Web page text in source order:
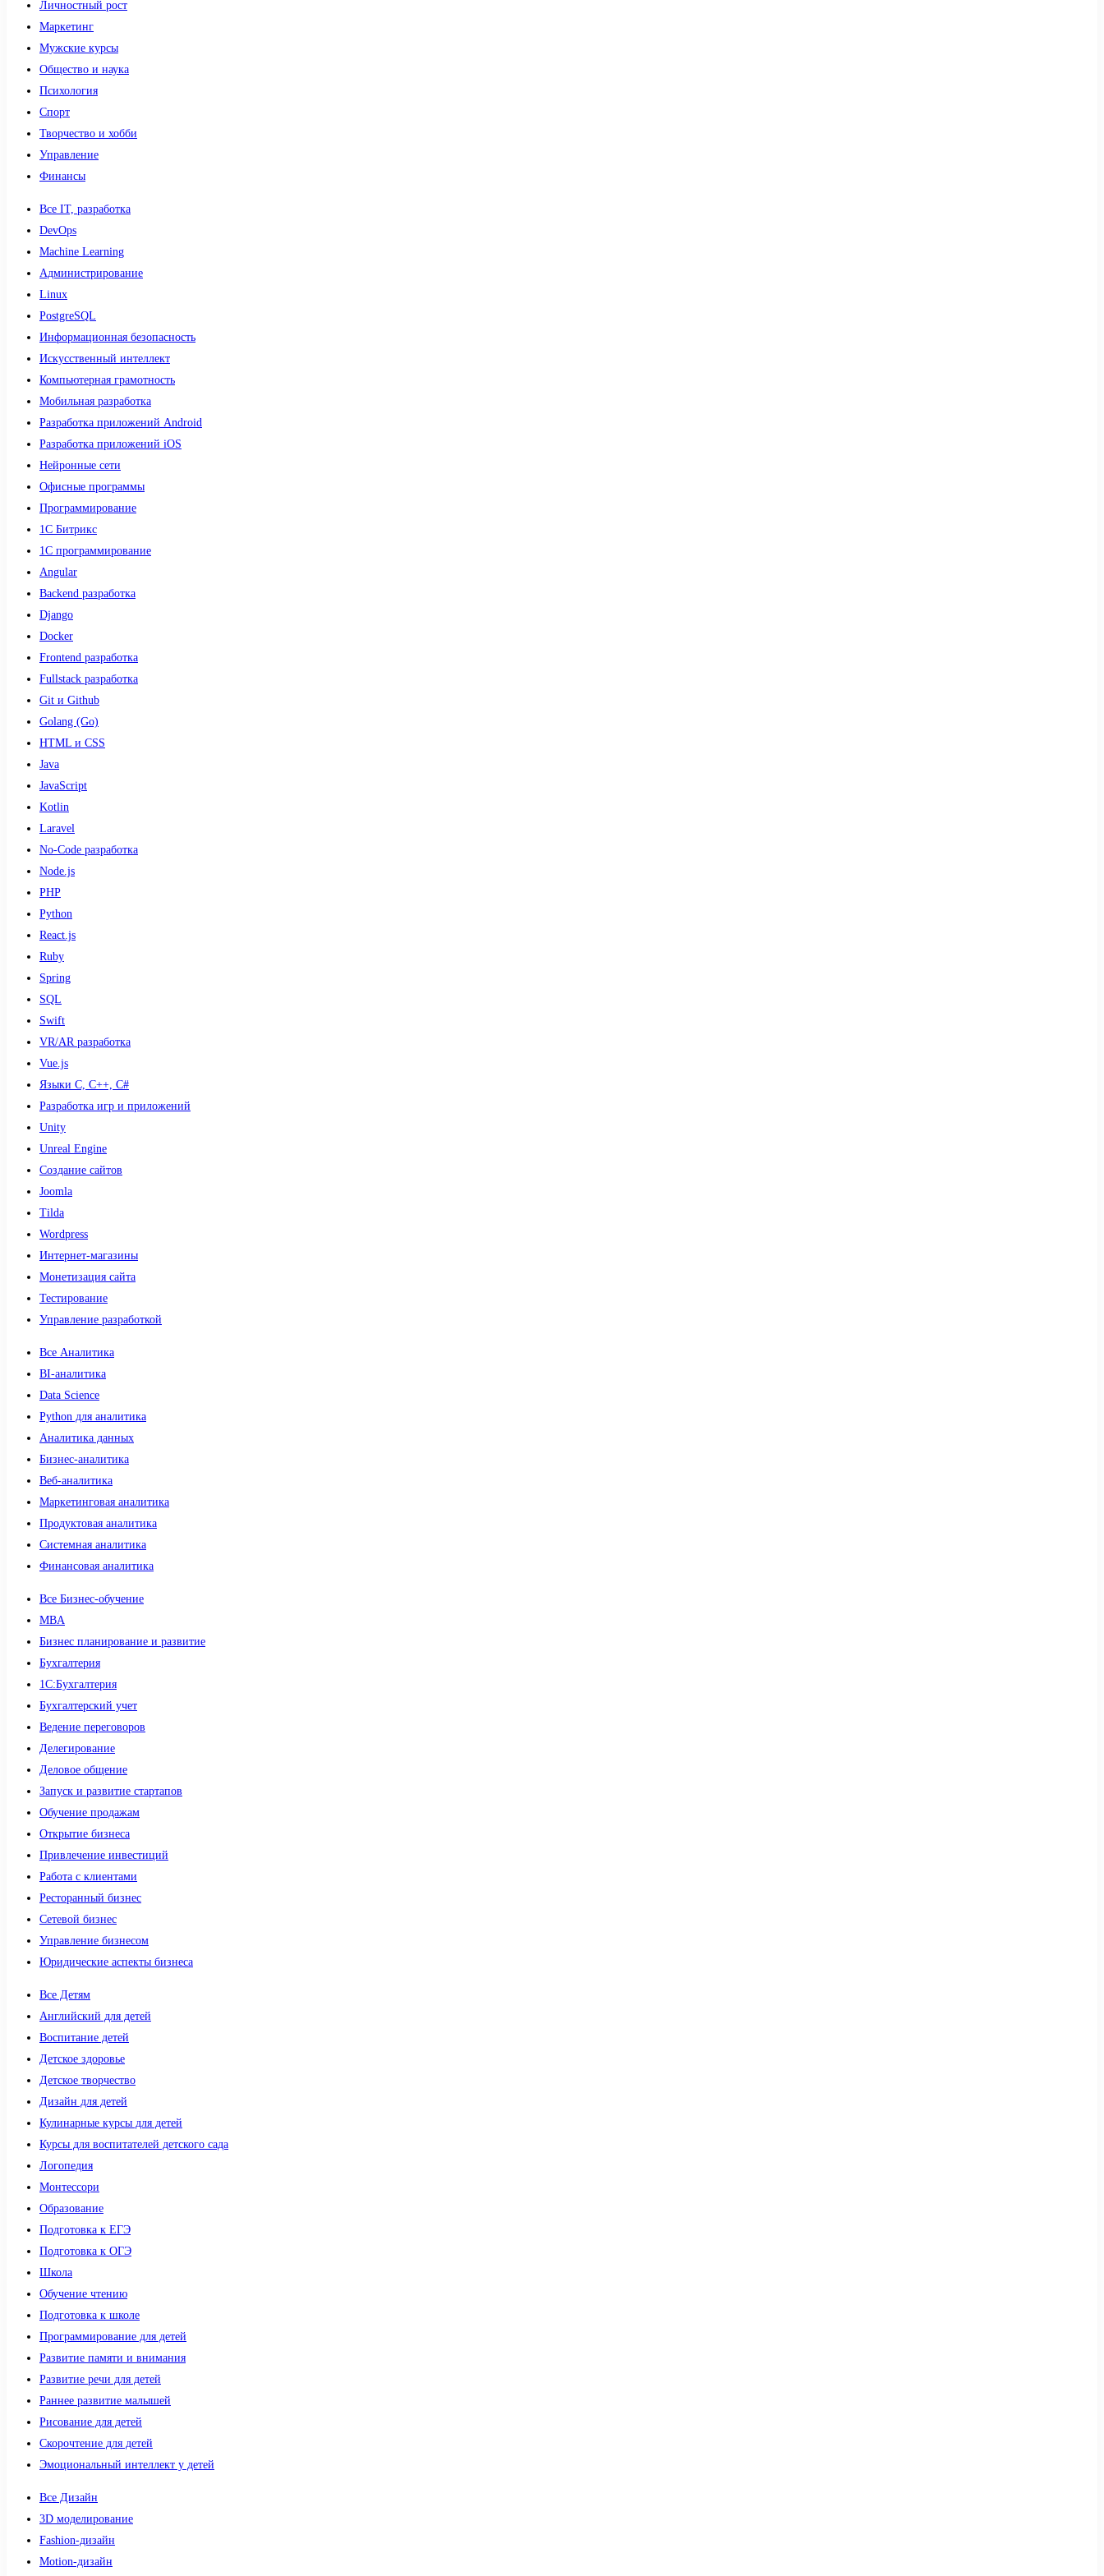
Личностный рост
Маркетинг
Мужские курсы
Общество и наука
Психология
Спорт
Творчество и хобби
Управление
Финансы
Все IT, разработка
DevOps
Machine Learning
Администрирование
Linux
PostgreSQL
Информационная безопасность
Искусственный интеллект
Компьютерная грамотность
Мобильная разработка
Разработка приложений Android
Разработка приложений iOS
Нейронные сети
Офисные программы
Программирование
1С Битрикс
1С программирование
Angular
Backend разработка
Django
Docker
Frontend разработка
Fullstack разработка
Git и Github
Golang (Go)
HTML и CSS
Java
JavaScript
Kotlin
Laravel
No-Code разработка
Node.js
PHP
Python
React.js
Ruby
Spring
SQL
Swift
VR/AR разработка
Vue.js
Языки С, С++, С#
Разработка игр и приложений
Unity
Unreal Engine
Создание сайтов
Joomla
Tilda
Wordpress
Интернет-магазины
Монетизация сайта
Тестирование
Управление разработкой
Все Аналитика
BI-аналитика
Data Science
Python для аналитика
Аналитика данных
Бизнес-аналитика
Веб-аналитика
Маркетинговая аналитика
Продуктовая аналитика
Системная аналитика
Финансовая аналитика
Все Бизнес-обучение
MBA
Бизнес планирование и развитие
Бухгалтерия
1C:Бухгалтерия
Бухгалтерский учет
Ведение переговоров
Делегирование
Деловое общение
Запуск и развитие стартапов
Обучение продажам
Открытие бизнеса
Привлечение инвестиций
Работа с клиентами
Ресторанный бизнес
Сетевой бизнес
Управление бизнесом
Юридические аспекты бизнеса
Все Детям
Английский для детей
Воспитание детей
Детское здоровье
Детское творчество
Дизайн для детей
Кулинарные курсы для детей
Курсы для воспитателей детского сада
Логопедия
Монтессори
Образование
Подготовка к ЕГЭ
Подготовка к ОГЭ
Школа
Обучение чтению
Подготовка к школе
Программирование для детей
Развитие памяти и внимания
Развитие речи для детей
Раннее развитие малышей
Рисование для детей
Скорочтение для детей
Эмоциональный интеллект у детей
Все Дизайн
3D моделирование
Fashion-дизайн
Motion-дизайн